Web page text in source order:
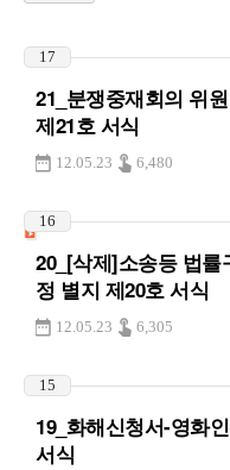
17
21_분쟁중재회의 위
제21호 서식
12.05.23 6,480
16
20_[삭제]소송등 법
정 별지 제20호 서식
12.05.23 6,305
15
19_화해신청서-영화
서식